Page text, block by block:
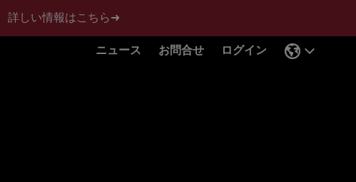
詳しい情報はこちら➜
ニュース お問合せ ログイン